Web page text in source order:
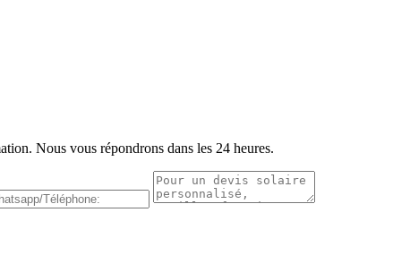
Nous vous répondrons dans les 24 heures.